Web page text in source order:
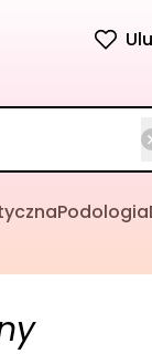
Podologia